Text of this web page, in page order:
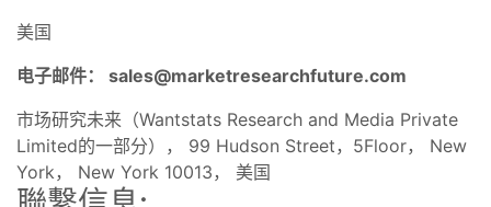
美国
电子邮件： sales@marketresearchfuture.com
市场研究未来（Wantstats Research and Media Private
Limited的一部分）， 99 Hudson Street，5Floor， New
York， New York 10013， 美国